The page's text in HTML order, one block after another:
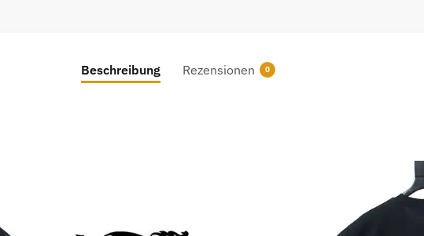
Beschreibung Rezensionen 0